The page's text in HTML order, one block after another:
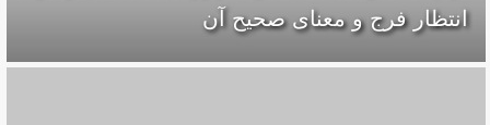
انتظار فرج و معناى صحيح آن